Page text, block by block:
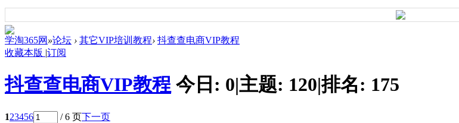
学淘365网 »论坛 › 其它VIP培训教程› 抖查查电商VIP教程
收藏本版 |订阅
抖查查电商VIP教程 今日: 0|主题: 120|排名: 175
123456 / 6 页下一页